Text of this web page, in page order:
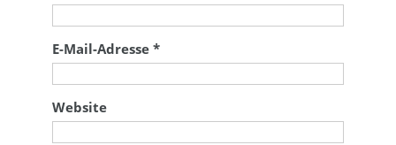
E-Mail-Adresse*
Website